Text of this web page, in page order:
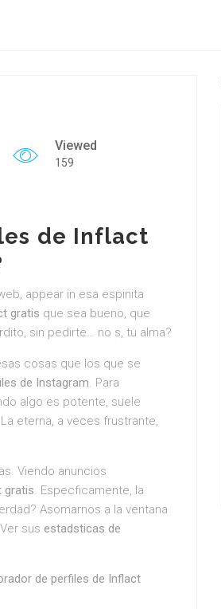
Viewed
159
de Inflact
appear in esa espinita
gratis que sea bueno, que
sin pedirte… no s, tu alma?
cosas que los que se
de Instagram. Para
algo es potente, suele
eterna, a veces frustrante,
Viendo anuncios
gratis. Especficamente, la
Asomarnos a la ventana
sus estadsticas de
de perfiles de Inflact